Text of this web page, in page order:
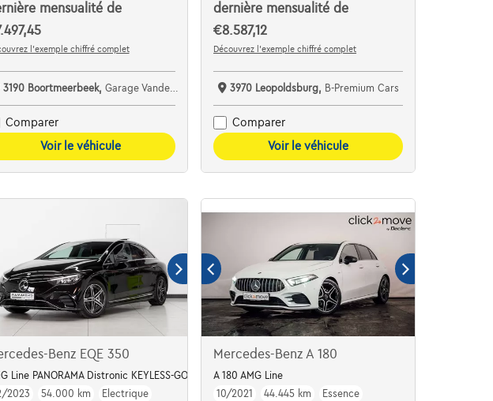
mensualité de
l’exemple chiffré complet
3190 Boortmeerbeek, Garage Vanderborght Boortmeerbeek
Comparer
Voir le véhicule
dernière mensualité de
€8.587,12
Découvrez l’exemple chiffré complet
3970 Leopoldsburg, B-Premium Cars
Comparer
Voir le véhicule
Benz EQE 350
Line PANORAMA Distronic KEYLESS-GO Leder
2023
54.000 km
Electrique
Mercedes-Benz A 180
A 180 AMG Line
10/2021
44.445 km
Essence